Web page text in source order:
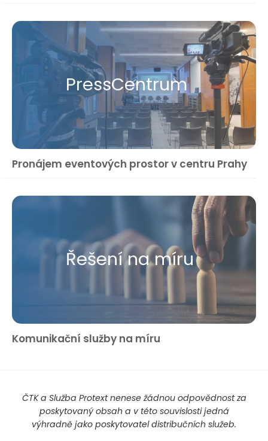
Press​Centrum
Pronájem eventových prostor v centru Prahy
Řešení na míru
Komunikační služby na míru
ČTK a Služba Protext nenese žádnou odpovědnost za
poskytovaný obsah a v této souvislosti jedná
výhradně jako poskytovatel distribučních služeb.